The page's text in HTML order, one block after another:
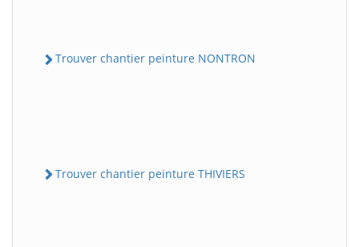
Trouver chantier peinture NONTRON
Trouver chantier peinture THIVIERS